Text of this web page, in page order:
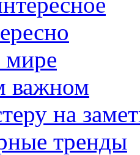
мире
важном
на
тренды